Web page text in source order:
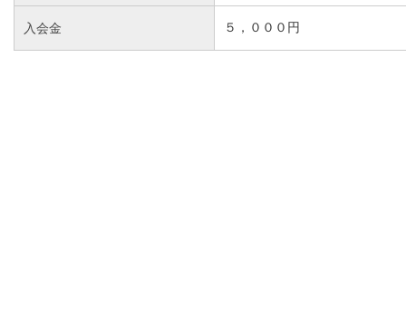
入会金 ５，０００円